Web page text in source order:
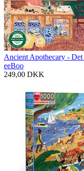
Ancient Apothecary -
eeBoo
249,00 DKK